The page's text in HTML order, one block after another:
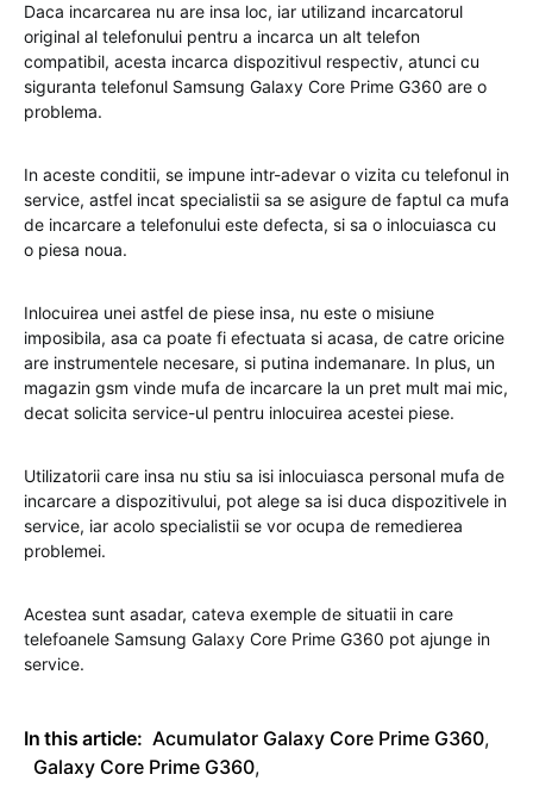
Daca incarcarea nu are insa loc, iar utilizand incarcatorul
original al telefonului pentru a incarca un alt telefon
compatibil, acesta incarca dispozitivul respectiv, atunci cu
siguranta telefonul Samsung Galaxy Core Prime G360 are o
problema.
In aceste conditii, se impune intr-adevar o vizita cu telefonul in
service, astfel incat specialistii sa se asigure de faptul ca mufa
de incarcare a telefonului este defecta, si sa o inlocuiasca cu
o piesa noua.
Inlocuirea unei astfel de piese insa, nu este o misiune
imposibila, asa ca poate fi efectuata si acasa, de catre oricine
are instrumentele necesare, si putina indemanare. In plus, un
magazin gsm vinde mufa de incarcare la un pret mult mai mic,
decat solicita service-ul pentru inlocuirea acestei piese.
Utilizatorii care insa nu stiu sa isi inlocuiasca personal mufa de
incarcare a dispozitivului, pot alege sa isi duca dispozitivele in
service, iar acolo specialistii se vor ocupa de remedierea
problemei.
Acestea sunt asadar, cateva exemple de situatii in care
telefoanele Samsung Galaxy Core Prime G360 pot ajunge in
service.
In this article: Acumulator Galaxy Core Prime G360,
Galaxy Core Prime G360,